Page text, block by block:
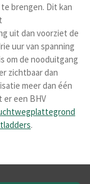
brengen. Dit kan
uit dan voorziet de
uur van spanning
om de nooduitgang
zichtbaar dan
meer dan één
een BHV
.